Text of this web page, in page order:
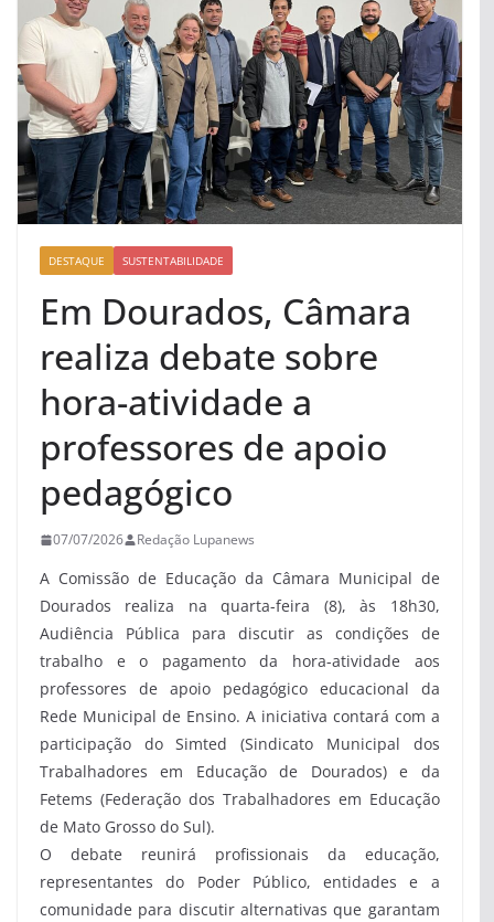
DESTAQUE SUSTENTABILIDADE
Em Dourados, Câmara
realiza debate sobre
hora-atividade a
professores de apoio
pedagógico
07/07/2026 Redação Lupanews
A Comissão de Educação da Câmara Municipal de
Dourados realiza na quarta-feira (8), às 18h30,
Audiência Pública para discutir as condições de
trabalho e o pagamento da hora-atividade aos
professores de apoio pedagógico educacional da
Rede Municipal de Ensino. A iniciativa contará com a
participação do Simted (Sindicato Municipal dos
Trabalhadores em Educação de Dourados) e da
Fetems (Federação dos Trabalhadores em Educação
de Mato Grosso do Sul).
O debate reunirá profissionais da educação,
representantes do Poder Público, entidades e a
comunidade para discutir alternativas que garantam